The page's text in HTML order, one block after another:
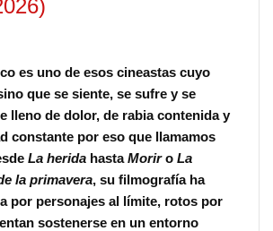
es uno de esos cineastas cuyo
que se siente, se sufre y se
lleno de dolor, de rabia contenida y
constante por eso que llamamos
La heridahastaMoriro La
la primavera, su filmografía ha
por personajes al límite, rotos por
sostenerse en un entorno